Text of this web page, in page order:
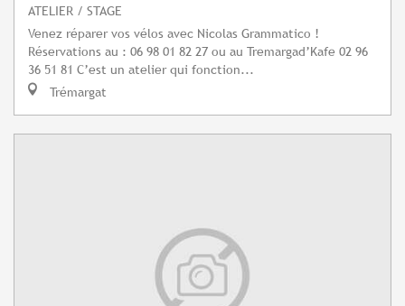
ATELIER / STAGE
Venez réparer vos vélos avec Nicolas Grammatico !
Réservations au : 06 98 01 82 27 ou au Tremargad’Kafe 02 96
36 51 81 C’est un atelier qui fonction...
Trémargat